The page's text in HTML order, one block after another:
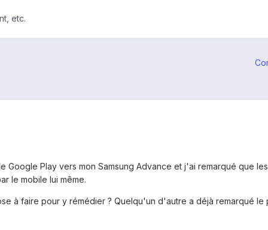
etc.
Google Play vers mon Samsung Advance et j'ai remarqué que
le mobile lui même.
à faire pour y rémédier ? Quelqu'un d'autre a déjà remarqué le